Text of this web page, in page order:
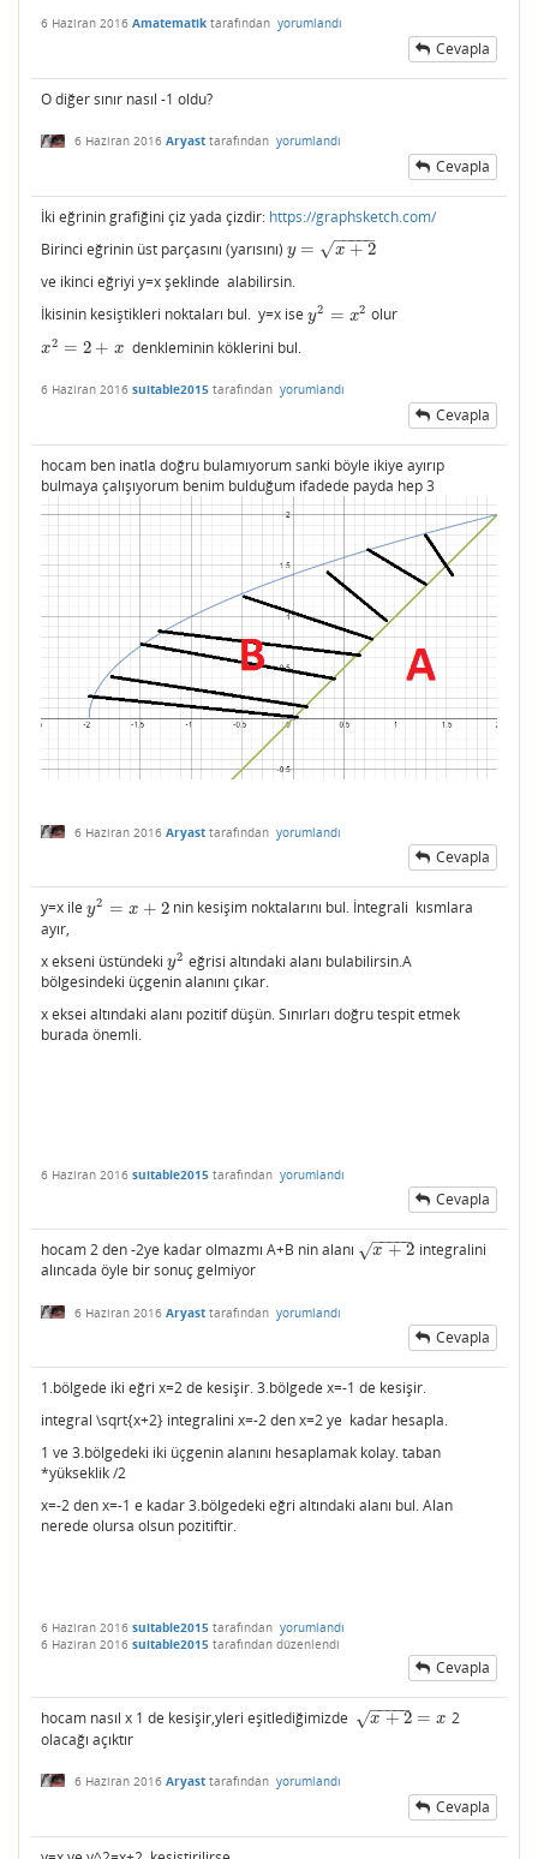
6 Haziran 2016 Amatematik tarafından yorumlandı
Cevapla
O diğer sınır nasıl -1 oldu?
6 Haziran 2016 Aryast tarafından yorumlandı
Cevapla
İki eğrinin grafiğini çiz yada çizdir: https://graphsketch.com/
Birinci eğrinin üst parçasını (yarısını) y = x + 2
− −
−−−
√
y=x+ 2
ve ikinci eğriyi y=x şeklinde alabilirsin.
İkisinin kesiştikleri noktaları bul. y=x ise y2 = x2
y2 x2 olur
x2 = 2 + x
x2= 2+ x denkleminin köklerini bul.
6 Haziran 2016 suitable2015 tarafından yorumlandı
Cevapla
hocam ben inatla doğru bulamıyorum sanki böyle ikiye ayırıp
bulmaya çalışıyorum benim bulduğum ifadede payda hep 3
6 Haziran 2016 Aryast tarafından yorumlandı
Cevapla
y=x ile y2 = x + 2
y2 x+ 2
nin kesişim noktalarını bul. İntegrali kısmlara
ayır,
x ekseni üstündeki y2
y2 eğrisi altındaki alanı bulabilirsin.A
bölgesindeki üçgenin alanını çıkar.
x eksei altındaki alanı pozitif düşün. Sınırları doğru tespit etmek
burada önemli.
6 Haziran 2016 suitable2015 tarafından yorumlandı
Cevapla
hocam 2 den -2ye kadar olmazmı A+B nin alanı x +2
− −
−−−
√
x+2
integralini
alıncada öyle bir sonuç gelmiyor
6 Haziran 2016 Aryast tarafından yorumlandı
Cevapla
1.bölgede iki eğri x=2 de kesişir. 3.bölgede x=-1 de kesişir.
integral \sqrt{x+2} integralini x=-2 den x=2 ye kadar hesapla.
1 ve 3.bölgedeki iki üçgenin alanını hesaplamak kolay. taban
*yükseklik /2
x=-2 den x=-1 e kadar 3.bölgedeki eğri altındaki alanı bul. Alan
nerede olursa olsun pozitiftir.
6 Haziran 2016 suitable2015 tarafından yorumlandı
6 Haziran 2016 suitable2015 tarafından düzenlendi
Cevapla
hocam nasıl x 1 de kesişir,yleri eşitlediğimizde x + 2
− −
−−−
√ = x
x+2 =x
2
olacağı açıktır
6 Haziran 2016 Aryast tarafından yorumlandı
Cevapla